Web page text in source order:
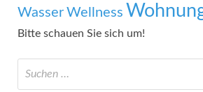
Wasser Wellness
Bitte schauen Sie sich um!